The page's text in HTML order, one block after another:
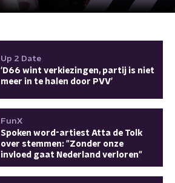
Up 2 Date
'D66 wint verkiezingen, partij is niet
meer in te halen door PVV'
FunX
Spoken word-artiest Atta de Tolk
over stemmen: "Zonder onze
invloed gaat Nederland verloren"